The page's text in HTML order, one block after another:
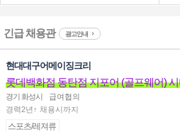
긴급 채용관 광고안내
현대대구어메이징크리
롯데백화점 동탄점 지포어 (골프웨어)
경기 화성시
급여협의
경력2년↑ 채용시까지
스포츠/레져류